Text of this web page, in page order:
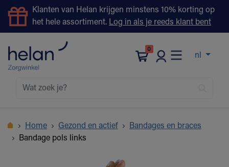
Klanten van Helan krijgen minstens 10% korting op
het hele assortiment. Log in als je reeds klant bent
0
nl
Home Gezond en actief
Bandages en braces
Bandage pols links